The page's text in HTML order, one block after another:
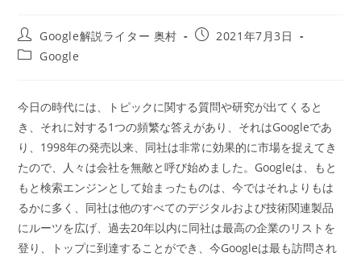
投
稿
者:
Google解説ライター 奥村
投
2021年7月3日
投
テ
ゴ
リ
ー:
Google
今日の時代には、トピックに関する質問や研究が出てくると
き、それに対する1つの頻繁な答えがあり、それはGoogleであ
り、1998年の発売以来、同社は非常に効果的に市場を捉えてき
たので、人々は会社を無敵と呼び始めました。Googleは、もと
もと検索エンジンとして始まったものは、今ではそれよりもは
るかに多く、同社は他のすべてのデジタルおよび技術関連製品
にルーツを広げ、過去20年以内に同社は最高の企業のリストを
登り、トップに到達することができ、今Googleは最も訪問され